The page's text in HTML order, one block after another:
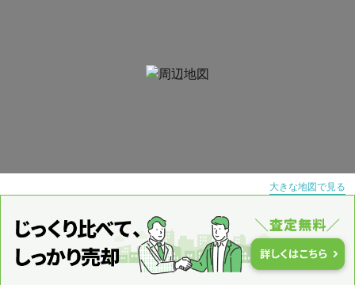
大きな地図で見る